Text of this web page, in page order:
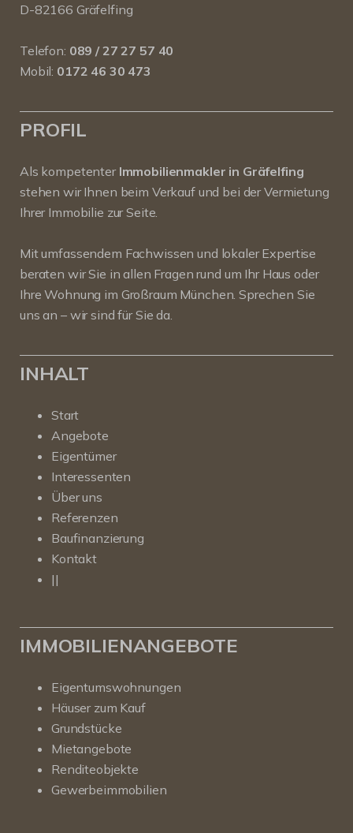
D-82166 Gräfelfing
Telefon: 089 / 27 27 57 40
Mobil: 0172 46 30 473
PROFIL
Als kompetenter Immobilienmakler in Gräfelfing
stehen wir Ihnen beim Verkauf und bei der Vermietung
Ihrer Immobilie zur Seite.
Mit umfassendem Fachwissen und lokaler Expertise
beraten wir Sie in allen Fragen rund um Ihr Haus oder
Ihre Wohnung im Großraum München. Sprechen Sie
uns an – wir sind für Sie da.
INHALT
Start
Angebote
Eigentümer
Interessenten
Über uns
Referenzen
Baufinanzierung
Kontakt
||
IMMOBILIENANGEBOTE
Eigentumswohnungen
Häuser zum Kauf
Grundstücke
Mietangebote
Renditeobjekte
Gewerbeimmobilien